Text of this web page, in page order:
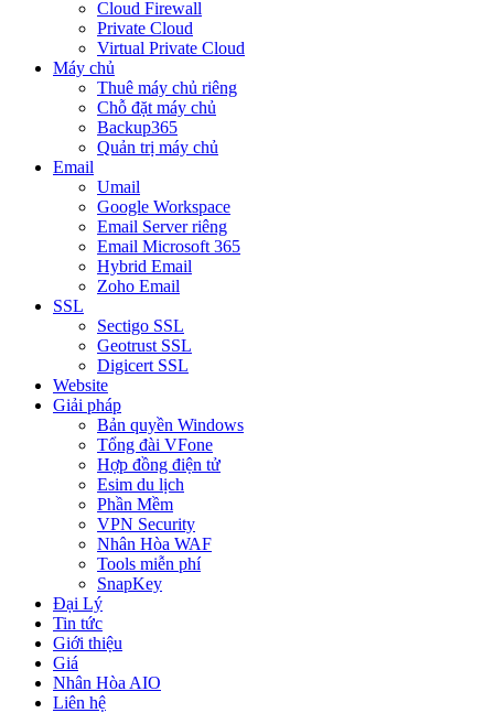
Cloud Firewall
Private Cloud
Virtual Private Cloud
Máy chủ
Thuê máy chủ riêng
Chỗ đặt máy chủ
Backup365
Quản trị máy chủ
Email
Umail
Google Workspace
Email Server riêng
Email Microsoft 365
Hybrid Email
Zoho Email
SSL
Sectigo SSL
Geotrust SSL
Digicert SSL
Website
Giải pháp
Bản quyền Windows
Tổng đài VFone
Hợp đồng điện tử
Esim du lịch
Phần Mềm
VPN Security
Nhân Hòa WAF
Tools miễn phí
SnapKey
Đại Lý
Tin tức
Giới thiệu
Giá
Nhân Hòa AIO
Liên hệ